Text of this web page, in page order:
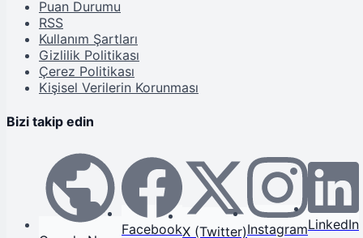
Puan Durumu
RSS
Kullanım Şartları
Gizlilik Politikası
Çerez Politikası
Kişisel Verilerin Korunması
Bizi takip edin
FacebookX (Twitter)InstagramLinkedIn